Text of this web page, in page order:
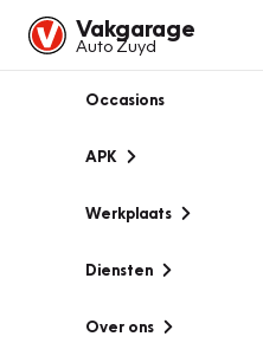
Vakgarage
Auto Zuyd
Occasions
APK
Werkplaats
Diensten
Over ons